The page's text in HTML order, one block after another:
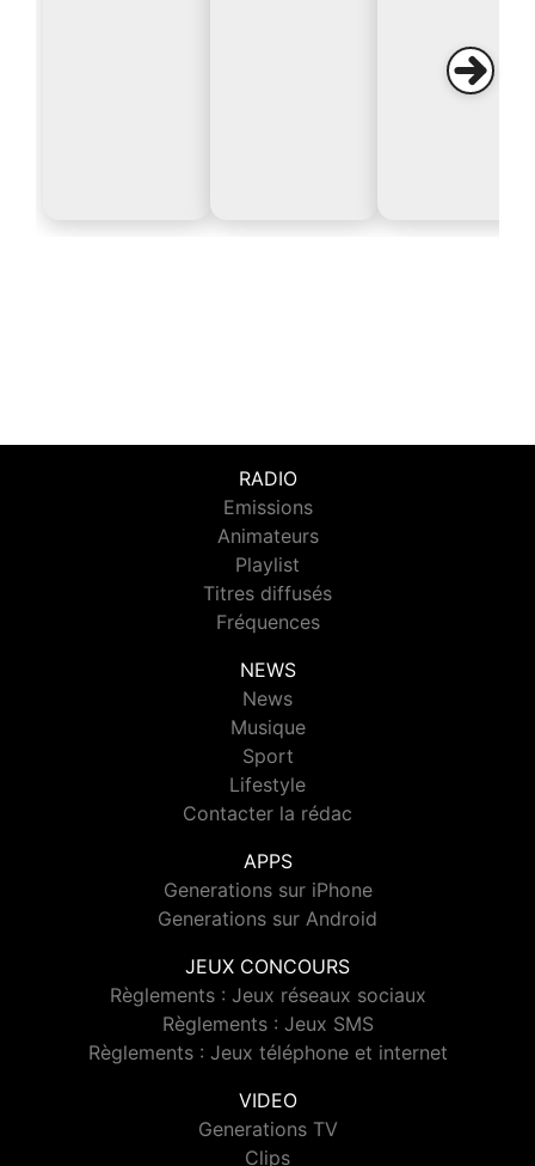
RADIO
Emissions
Animateurs
Playlist
Titres diffusés
Fréquences
NEWS
News
Musique
Sport
Lifestyle
Contacter la rédac
APPS
Generations sur iPhone
Generations sur Android
JEUX CONCOURS
Règlements : Jeux réseaux sociaux
Règlements : Jeux SMS
Règlements : Jeux téléphone et internet
VIDEO
Generations TV
Clips